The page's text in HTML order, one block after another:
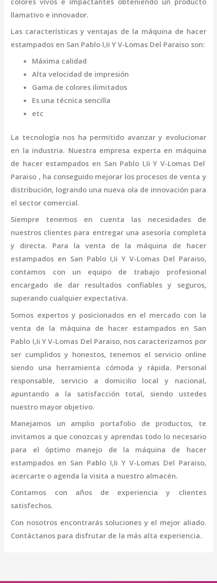
llamativo e innovador.
Las características y ventajas de la máquina de hacer
estampados en San Pablo I,Ii Y V-Lomas Del Paraiso son:
Máxima calidad
Alta velocidad de impresión
Gama de colores ilimitados
Es una técnica sencilla
etc
La tecnología nos ha permitido avanzar y evolucionar
en la industria. Nuestra empresa experta en máquina
de hacer estampados en San Pablo I,Ii Y V-Lomas Del
Paraiso , ha conseguido mejorar los procesos de venta y
distribución, logrando una nueva ola de innovación para
el sector comercial.
Siempre tenemos en cuenta las necesidades de
nuestros clientes para entregar una asesoría completa
y directa. Para la venta de la máquina de hacer
estampados en San Pablo I,Ii Y V-Lomas Del Paraiso,
contamos con un equipo de trabajo profesional
encargado de dar resultados confiables y seguros,
superando cualquier expectativa.
Somos expertos y posicionados en el mercado con la
venta de la máquina de hacer estampadosen San
Pablo I,Ii Y V-Lomas Del Paraiso, nos caracterizamos por
ser cumplidos y honestos, tenemos el servicio online
siendo una herramienta cómoda y rápida. Personal
responsable, servicio a domicilio local y nacional,
apuntando a la satisfacción total, siendo ustedes
nuestro mayor objetivo.
Manejamos un amplio portafolio de productos, te
invitamos a que conozcas y aprendas todo lo necesario
para el óptimo manejo de la máquina de hacer
estampados en San Pablo I,Ii Y V-Lomas Del Paraiso,
acercarte o agenda la visita a nuestro almacén.
Contamos con años de experiencia y clientes
satisfechos.
Con nosotros encontrarás soluciones y el mejor aliado.
Contáctanos para disfrutar de la más alta experiencia.